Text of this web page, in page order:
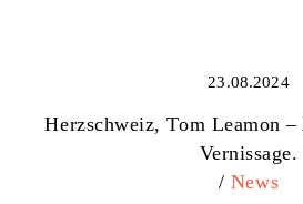
23.08.2024
Herzschweiz, Tom Leamon
Vernissage.
/ News